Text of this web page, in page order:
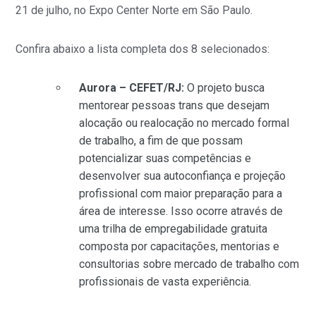
21 de julho, no Expo Center Norte em São Paulo.
Confira abaixo a lista completa dos 8 selecionados:
Aurora – CEFET/RJ:O projeto busca
mentorear pessoas trans que desejam
alocação ou realocação no mercado formal
de trabalho, a fim de que possam
potencializar suas competências e
desenvolver sua autoconfiança e projeção
profissional com maior preparação para a
área de interesse. Isso ocorre através de
uma trilha de empregabilidade gratuita
composta por capacitações, mentorias e
consultorias sobre mercado de trabalho com
profissionais de vasta experiência.